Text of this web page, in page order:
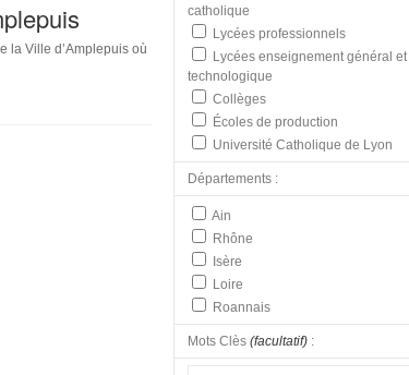
la Ville d’Amplepuis où
catholique
Lycées professionnels
Lycées enseignement général et
technologique
Collèges
Écoles de production
Université Catholique de Lyon
Départements :
Ain
Rhône
Isère
Loire
Roannais
Mots Clès(facultatif) :